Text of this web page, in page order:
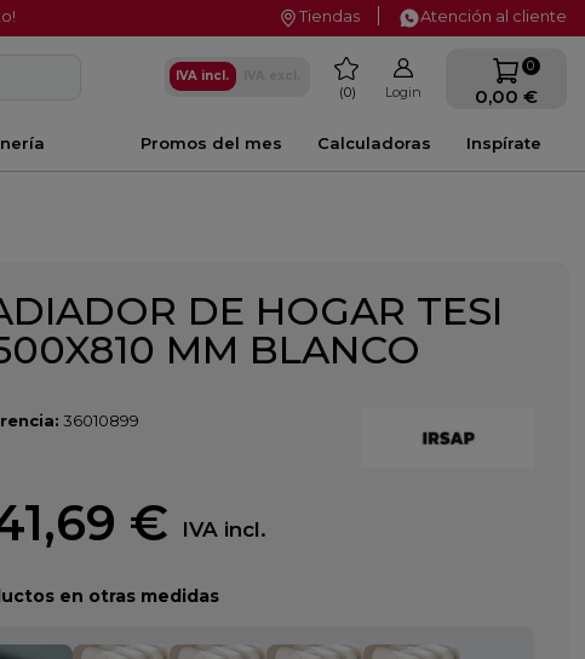
Tiendas Atención al cliente
IVA incl. favorite
0 Login
0
0,00 €
Inspírate
Calculadoras
Promos del mes
DE HOGAR TESI
MM BLANCO
36010899
€ IVA incl.
en otras medidas